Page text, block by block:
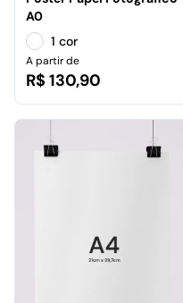
A0
1 cor
A partir de
R$ 130,90